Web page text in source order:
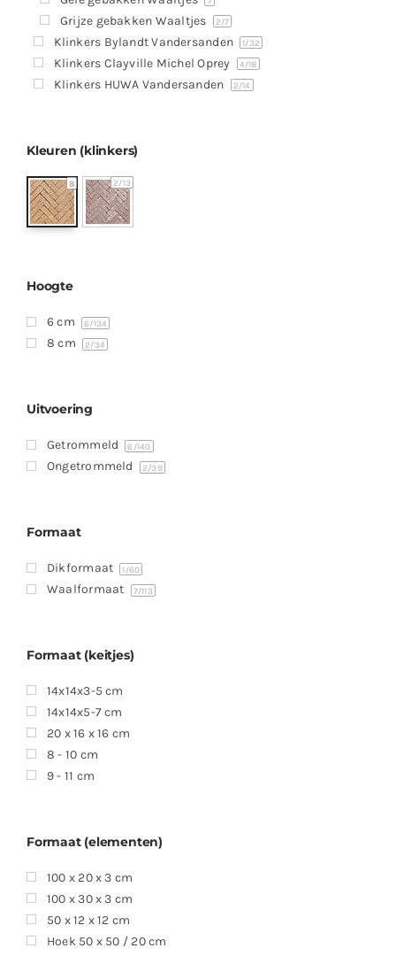
Contact
Offerte aanvragen
Grijze gebakken Waaltjes 2/7
Klinkers Bylandt Vandersanden 1/32
Klinkers Clayville Michel Oprey 4/18
Klinkers HUWA Vandersanden 2/14
Kleuren (klinkers)
8 2/13
Hoogte
6 cm 6/134
8 cm 2/34
Uitvoering
Getrommeld 6 /140
Ongetrommeld 2/39
Formaat
Dikformaat 1/60
Waalformaat 7/113
Formaat (keitjes)
14x14x3-5 cm
14x14x5-7 cm
20 x 16 x 16 cm
8 - 10 cm
9 - 11 cm
Formaat (elementen)
100 x 20 x 3 cm
100 x 30 x 3 cm
50 x 12 x 12 cm
Hoek 50 x 50 / 20 cm